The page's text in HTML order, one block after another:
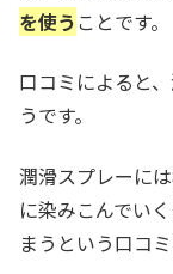
を使う ことです。
口コミによると
うです。
潤滑スプレーに
に染みこんでい
まうという口コ